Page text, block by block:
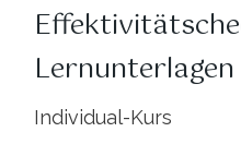
Lernunterlagen
Individual-Kurs